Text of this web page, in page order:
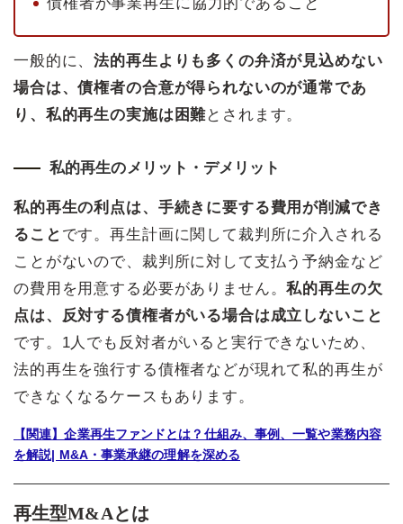
一般的に、法的再生よりも多くの弁済が見込めない
場合は、債権者の合意が得られないのが通常であ
り、私的再生の実施は困難とされます。
私的再生のメリット・デメリット
私的再生の利点は、手続きに要する費用が削減でき
ること です。再生計画に関して裁判所に介入される
ことがないので、裁判所に対して支払う予納金など
の費用を用意する必要がありません。私的再生の欠
点は、反対する債権者がいる場合は成立しないこと
です。1人でも反対者がいると実行できないため、
法的再生を強行する債権者などが現れて私的再生が
できなくなるケースもあります。
【関連】企業再生ファンドとは？仕組み、事例、一覧や業務内容
を解説| M&A・事業承継の理解を深める
再生型M&Aとは